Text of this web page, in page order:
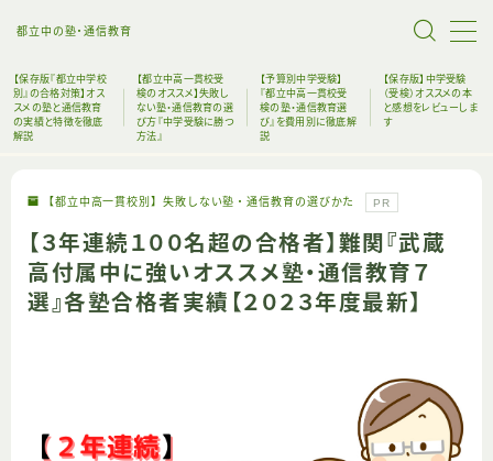
都立中の塾・通信教育
塾・通信教育の選び方
おすすめ受験本
【失敗しない都立中受験の始め方】中受未経験者に
もオススメの塾・通信教育・グッズを完全解説
【保存版『都立中学校
別』の合格対策】オス
スメの塾と通信教育
の実績と特徴を徹底
解説
【都立中高一貫校受
検のオススメ】失敗し
ない塾・通信教育の選
び方『中学受験に勝つ
方法』
【予算別中学受験】
『都立中高一貫校受
検の塾・通信教育選
び』を費用別に徹底解
説
【保存版】中学受験
（受検）オススメの本
と感想をレビューしま
す
【都立中高一貫校別】失敗しない塾・通信教育の選びかた PR
【３年連続１００名超の合格者】難関『武蔵
高付属中に強いオススメ塾・通信教育７
選』各塾合格者実績【２０２３年度最新】